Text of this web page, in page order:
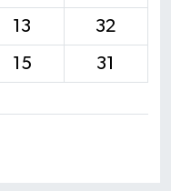
13 32
15 31